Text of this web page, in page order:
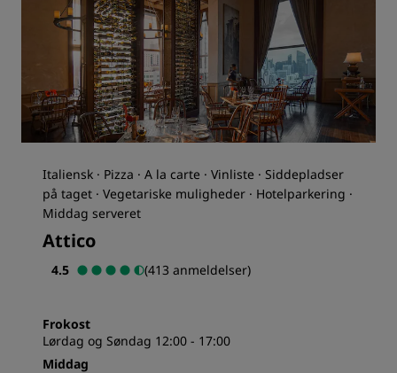
Italiensk · Pizza · A la carte · Vinliste · Siddepladser
på taget · Vegetariske muligheder · Hotelparkering ·
Middag serveret
Attico
4.5 (413 anmeldelser)
Frokost
Lørdag og Søndag 12:00 - 17:00
Middag